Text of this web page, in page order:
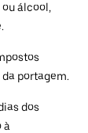
álcool,
portagem.
dos
à